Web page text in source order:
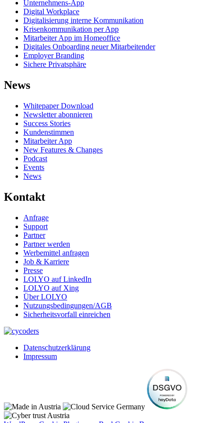
Unternehmens-App
Digital Workplace
Digitalisierung interne Kommunikation
Krisenkommunikation per App
Mitarbeiter App im Homeoffice
Digitales Onboarding neuer Mitarbeitender
Employer Branding
Sichere Privatsphäre
News
Whitepaper Download
Newsletter abonnieren
Success Stories
Kundenstimmen
Mitarbeiter App
New Features & Changes
Podcast
Events
News
Kontakt
Anfrage
Support
Partner
Partner werden
Werbemittel anfragen
Job & Karriere
Presse
LOLYO auf LinkedIn
LOLYO auf Xing
Über LOLYO
Nutzungsbedingungen/AGB
Sicherheitsvorfall einreichen
Datenschutzerklärung
Impressum